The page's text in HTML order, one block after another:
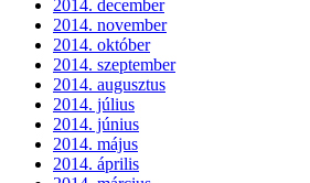
2014. december
2014. november
2014. október
2014. szeptember
2014. augusztus
2014. július
2014. június
2014. május
2014. április